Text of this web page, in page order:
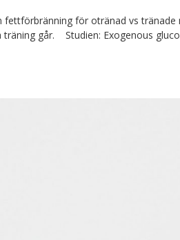
för otränad vs tränade
går. Studien: Exogenous